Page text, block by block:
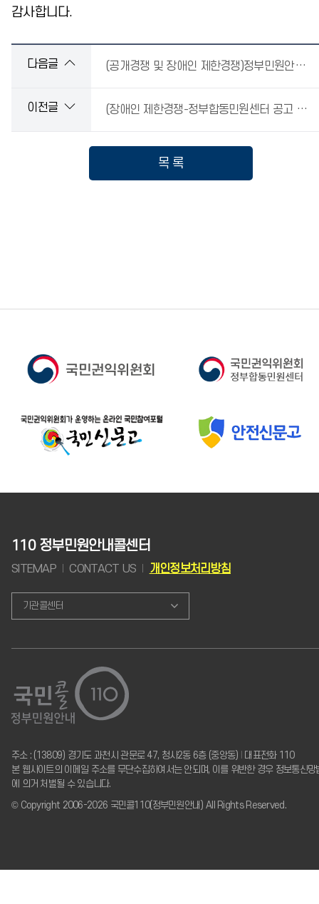
감사합니다.
다음글 (공개경쟁 및 장애인 제한경쟁)정부민원안내콜센터 일반상담사 채용 서류심사 합격자 발표 및 면접심사 일정 공고(정부합동민원센터 공고 제2025-11호)
이전글 (장애인 제한경쟁-정부합동민원센터 공고 제2025-10호)정부민원안내콜센터 일반상담사 채용 공고
목 록
110 정부민원안내콜센터
SITEMAP CONTACT US 개인정보처리방침
기관콜센터
주소 : (13809) 경기도 과천시 관문로 47, 청사2동 6층 (중앙동)
대표전화 110
본 웹사이트의 이메일 주소를 무단수집하여서는 안되며, 이를 위반한 경우 정보통신망
에 의거 처벌될 수 있습니다.
© Copyright 2006-2026 국민콜110(정부민원안내) All Rights Reserved.